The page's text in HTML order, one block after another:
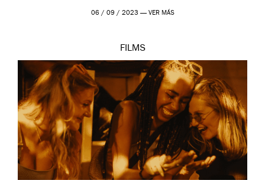
06 / 09 / 2023 — VER MÁS
FILMS